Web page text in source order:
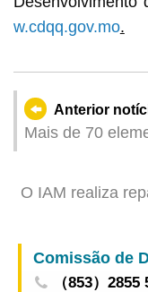
w.cdqq.gov.mo.
Anterior
Mais de 70
participaram na
de mosquitos
de eliminação
O IAM realiza
medidas
Outubro
（853）2855